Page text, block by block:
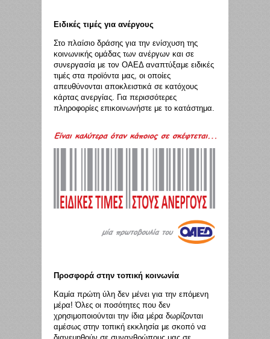
Ειδικές τιμές για ανέργους
Στο πλαίσιο δράσης για την ενίσχυση της
κοινωνικής ομάδας των ανέργων και σε
συνεργασία με τον ΟΑΕΔ αναπτύξαμε ειδικές
τιμές στα προϊόντα μας, οι οποίες
απευθύνονται αποκλειστικά σε κατόχους
κάρτας ανεργίας. Για περισσότερες
πληροφορίες επικοινωνήστε με το κατάστημα.
Προσφορά στην τοπική κοινωνία
Καμία πρώτη ύλη δεν μένει για την επόμενη
μέρα! Όλες οι ποσότητες που δεν
χρησιμοποιούνται την ίδια μέρα δωρίζονται
αμέσως στην τοπική εκκλησία με σκοπό να